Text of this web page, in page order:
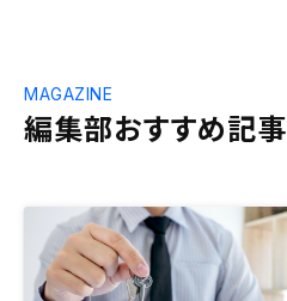
編集部おすすめ記事
MAGAZINE